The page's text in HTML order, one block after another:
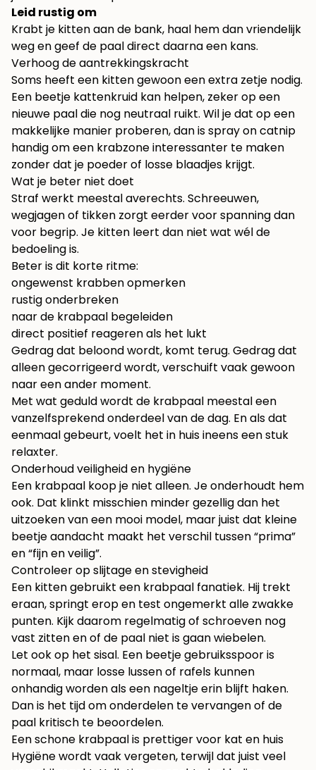
Leid rustig om
Krabt je kitten aan de bank, haal hem dan vriendelijk
weg en geef de paal direct daarna een kans.
Verhoog de aantrekkingskracht
Soms heeft een kitten gewoon een extra zetje nodig.
Een beetje kattenkruid kan helpen, zeker op een
nieuwe paal die nog neutraal ruikt. Wil je dat op een
makkelijke manier proberen, dan isspray on catnip
handig om een krabzone interessanter te maken
zonder dat je poeder of losse blaadjes krijgt.
Wat je beter niet doet
Straf werkt meestal averechts. Schreeuwen,
wegjagen of tikken zorgt eerder voor spanning dan
voor begrip. Je kitten leert dan niet wat wél de
bedoeling is.
Beter is dit korte ritme:
ongewenst krabben opmerken
rustig onderbreken
naar de krabpaal begeleiden
direct positief reageren als het lukt
Gedrag dat beloond wordt, komt terug. Gedrag dat
alleen gecorrigeerd wordt, verschuift vaak gewoon
naar een ander moment.
Met wat geduld wordt de krabpaal meestal een
vanzelfsprekend onderdeel van de dag. En als dat
eenmaal gebeurt, voelt het in huis ineens een stuk
relaxter.
Onderhoud veiligheid en hygiëne
Een krabpaal koop je niet alleen. Je onderhoudt hem
ook. Dat klinkt misschien minder gezellig dan het
uitzoeken van een mooi model, maar juist dat kleine
beetje aandacht maakt het verschil tussen “prima”
en “fijn en veilig”.
Controleer op slijtage en stevigheid
Een kitten gebruikt een krabpaal fanatiek. Hij trekt
eraan, springt erop en test ongemerkt alle zwakke
punten. Kijk daarom regelmatig of schroeven nog
vast zitten en of de paal niet is gaan wiebelen.
Let ook op het sisal. Een beetje gebruiksspoor is
normaal, maar losse lussen of rafels kunnen
onhandig worden als een nageltje erin blijft haken.
Dan is het tijd om onderdelen te vervangen of de
paal kritisch te beoordelen.
Een schone krabpaal is prettiger voor kat en huis
Hygiëne wordt vaak vergeten, terwijl dat juist veel